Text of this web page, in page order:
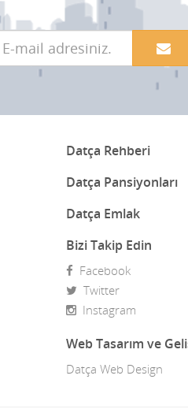
Basın Yayın
Binicilik Kursu
Böcek ilacı Ve Zehir
Cafeler
Cam Balkon
Çay bahçeleri
Çelik Kapı
Çiçekçiler
Datça Bademi
Datça Feribot
Datça Köy Ürünleri
Datça Rehberi
Datça Pansiyonları
Datça Emlak
Bizi Takip Edin
Facebook
Twitter
Instagram
Web Tasarım ve
Datça Web Design